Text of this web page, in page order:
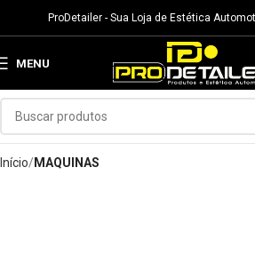
ProDetailer - Sua Loja de Estética
MENU
Início MAQUINAS